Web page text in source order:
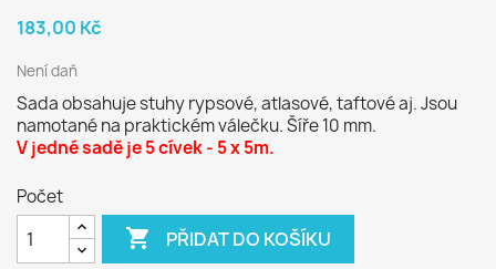
183,00 Kč
Není daň
Sada obsahuje stuhy rypsové, atlasové, taftové aj. Jsou
namotané na praktickém válečku. Šíře 10 mm.
V jedné sadě je 5 cívek - 5 x 5m.
Počet
 PŘIDAT DO KOŠÍKU